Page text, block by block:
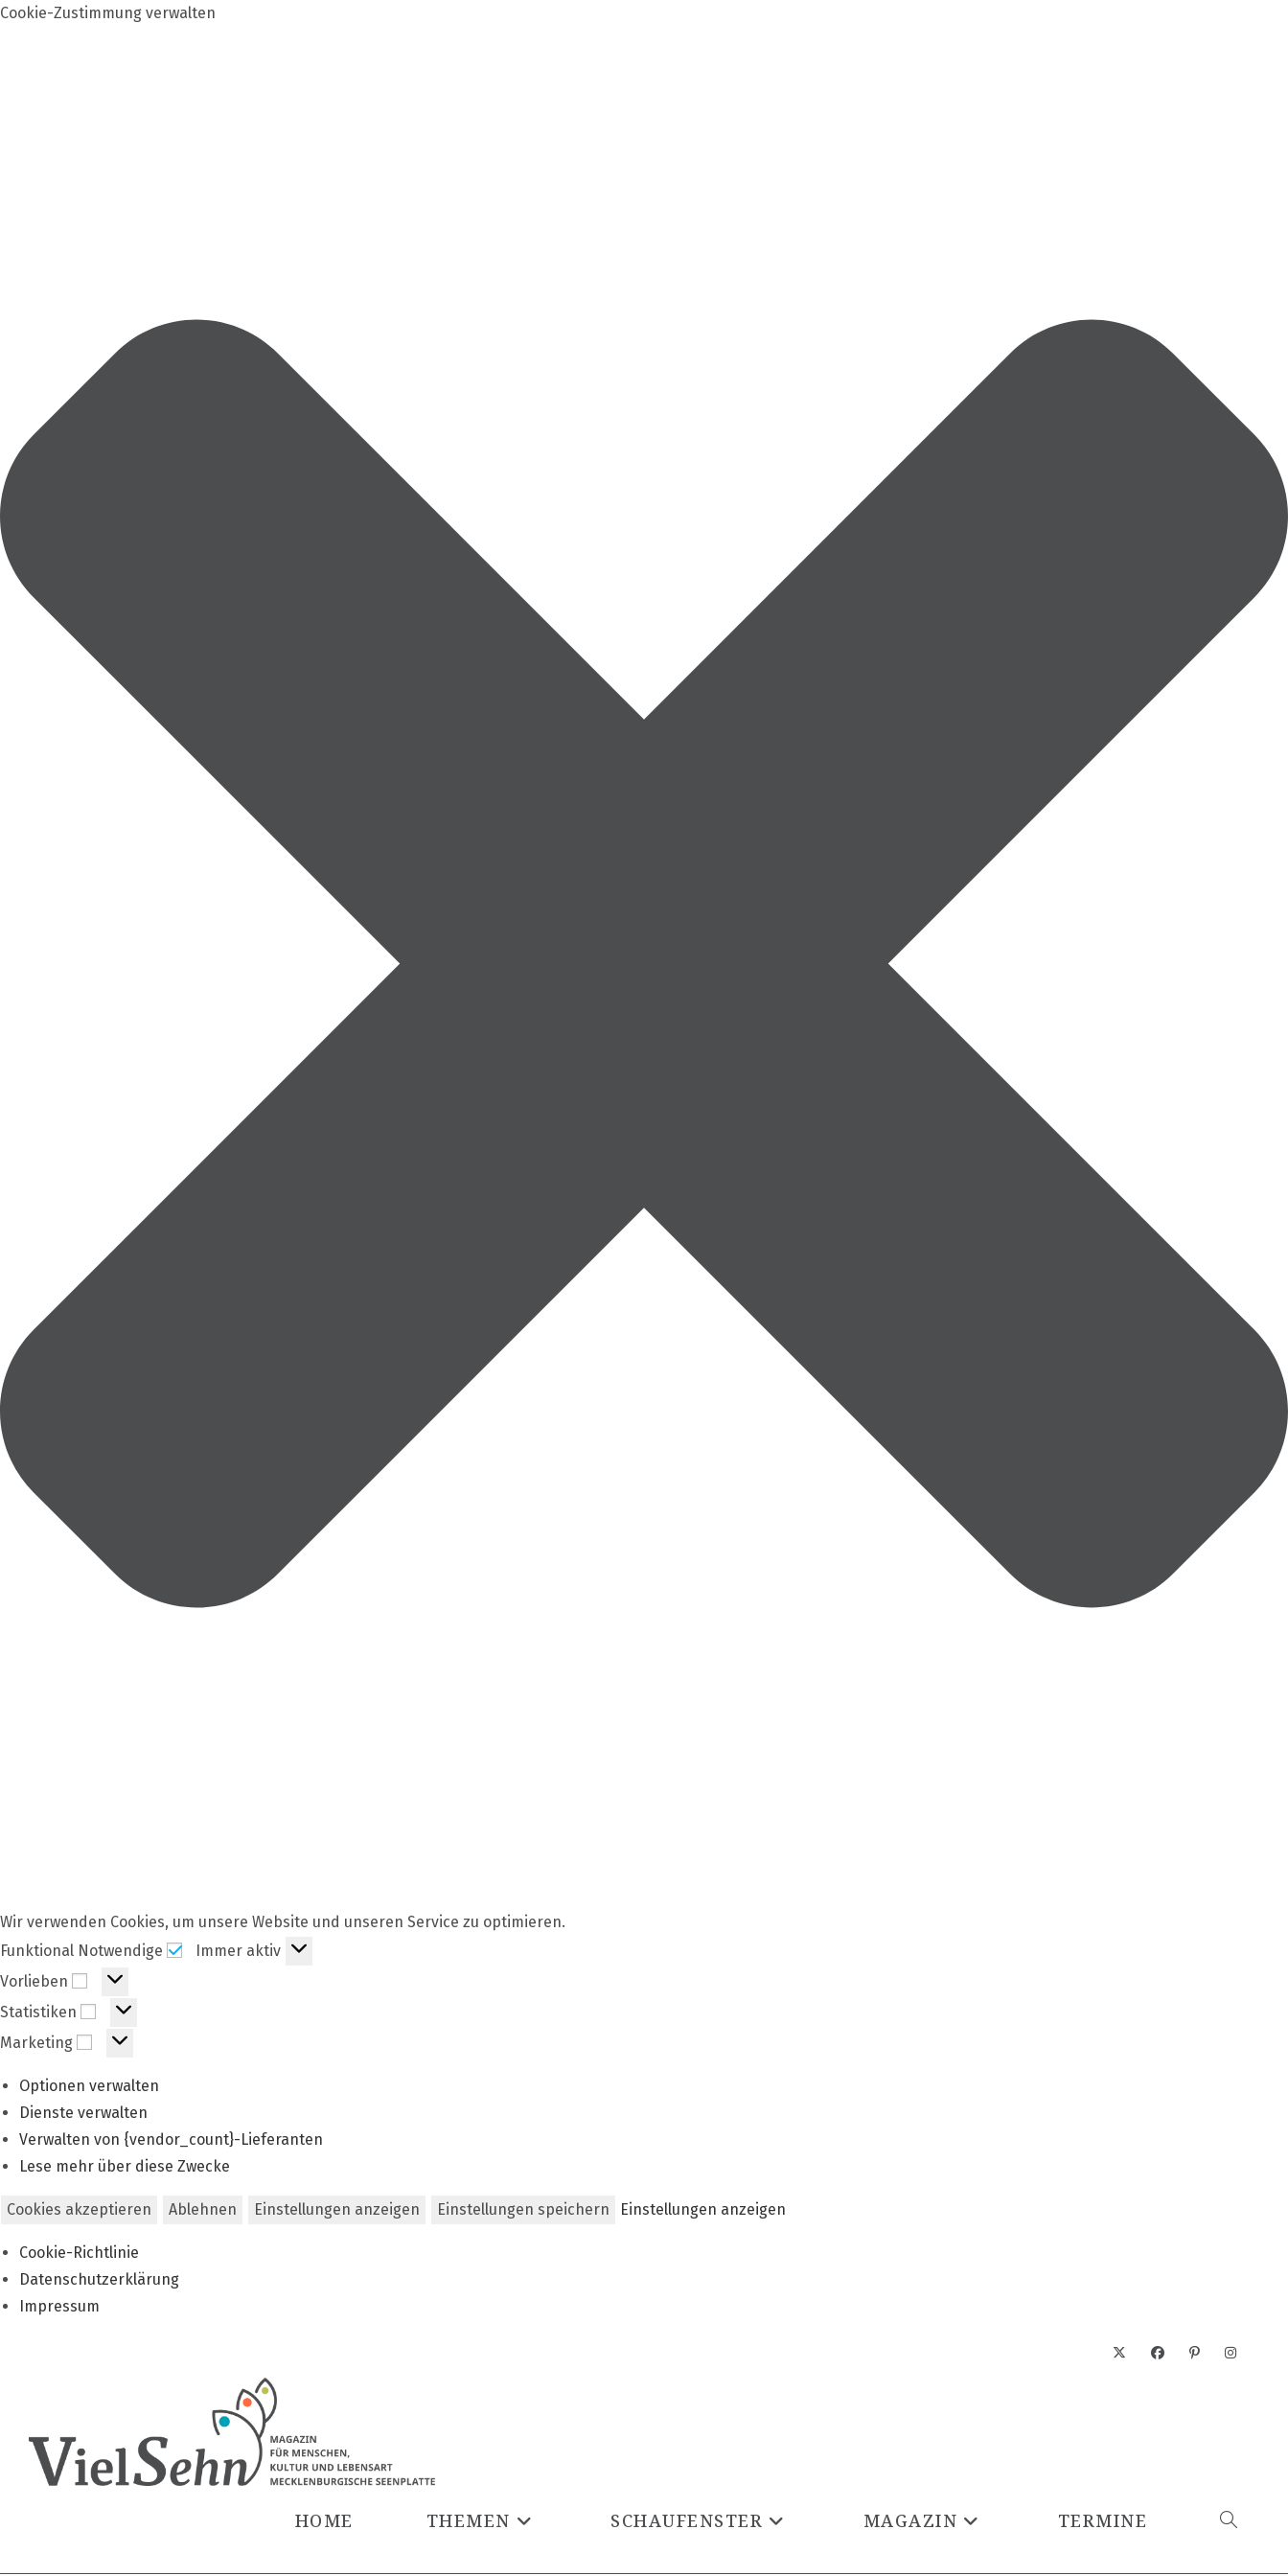
Cookie-Zustimmung verwalten
Wir verwenden Cookies, um unsere Website und unseren Service zu optimieren.
Funktional Notwendige
Funktional
Immer aktiv
Vorlieben
Vorlieben
Statistiken Statistiken
Marketing Marketing
Optionen verwalten
Dienste verwalten
Verwalten von {vendor_count}-Lieferanten
Lese mehr über diese Zwecke
Cookies akzeptieren Ablehnen Einstellungen anzeigen Einstellungen speichern Einstellungen anzeigen
Cookie-Richtlinie
Datenschutzerklärung
Impressum
HOME THEMEN SCHAUFENSTER MAGAZIN TERMINE WEBSITE-